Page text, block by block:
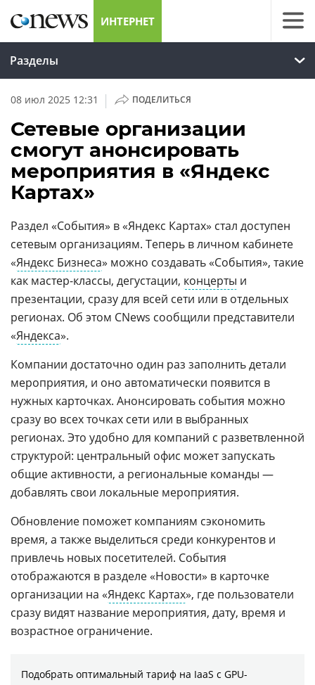
ИНТЕРНЕТ
Разделы
08 июл 2025 12:31 | ПОДЕЛИТЬСЯ
Сетевые организации
смогут анонсировать
мероприятия в «Яндекс
Картах»
Раздел «События» в «Яндекс Картах» стал доступен
сетевым организациям. Теперь в личном кабинете
«Яндекс Бизнеса» можно создавать «События», такие
как мастер-классы, дегустации, концерты и
презентации, сразу для всей сети или в отдельных
регионах. Об этом CNews сообщили представители
«Яндекса».
Компании достаточно один раз заполнить детали
мероприятия, и оно автоматически появится в
нужных карточках. Анонсировать события можно
сразу во всех точках сети или в выбранных
регионах. Это удобно для компаний с разветвленной
структурой: центральный офис может запускать
общие активности, а региональные команды —
добавлять свои локальные мероприятия.
Обновление поможет компаниям сэкономить
время, а также выделиться среди конкурентов и
привлечь новых посетителей. События
отображаются в разделе «Новости» в карточке
организации на «Яндекс Картах», где пользователи
сразу видят название мероприятия, дату, время и
возрастное ограничение.
Подобрать оптимальный тариф на IaaS с GPU-